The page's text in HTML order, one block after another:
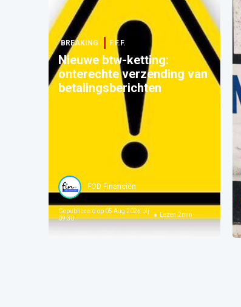
BREAKING F.F.F.
Nieuwe btw-ketting:
onterechte verzending van
betalingsberichten
FOD Financiën
Gepubliceerd op 05 Aug 2026 bij
09:30
Lezen 2min